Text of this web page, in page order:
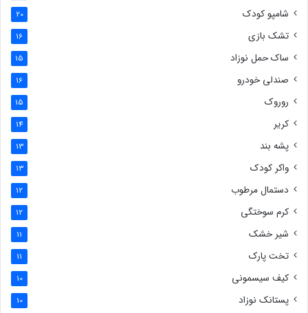
شامپو کودک 20
تشک بازی 16
ساک حمل نوزاد 15
صندلی خودرو 16
روروک 15
کریر 14
پشه بند 13
واکر کودک 13
دستمال مرطوب 12
کرم سوختگی 12
شیر خشک 11
تخت پارک 11
کیف سیسمونی 10
پستانک نوزاد 10